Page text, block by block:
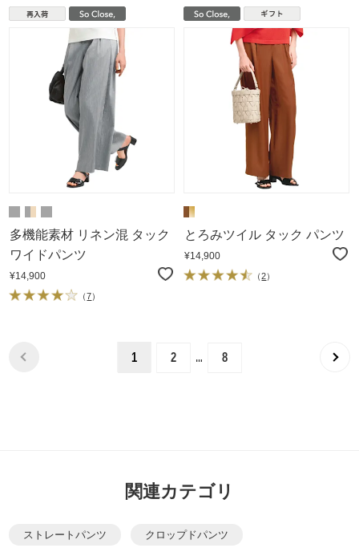
多機能素材 リネン混 タック
ワイドパンツ
¥14,900
（7）
とろみツイル タック パンツ
¥14,900
（2）
1 2 … 8
関連カテゴリ
ストレートパンツ クロップドパンツ